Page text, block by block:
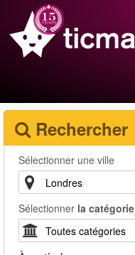
Rechercher
Sélectionner une ville
Sélectionner la catégorie